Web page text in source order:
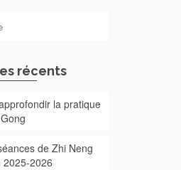
récents
la pratique
de Zhi Neng
2025-2026